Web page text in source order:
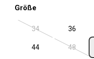
Größe
34(Diese Option ist
36
44 48(Diese